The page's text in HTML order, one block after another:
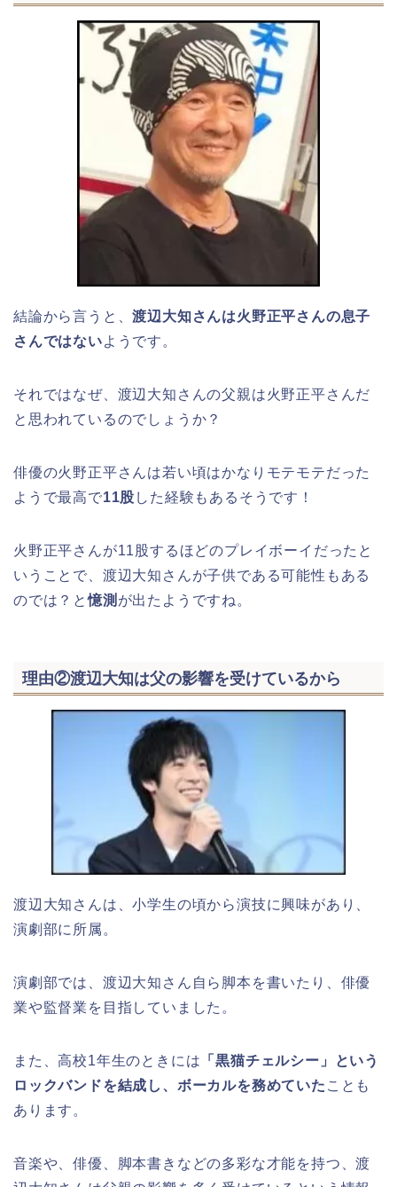
結論から言うと、渡辺大知さんは火野正平さんの息子
さんではないようです。
それではなぜ、渡辺大知さんの父親は火野正平さんだ
と思われているのでしょうか？
俳優の火野正平さんは若い頃はかなりモテモテだった
ようで最高で11股 した経験もあるそうです！
火野正平さんが11股するほどのプレイボーイだったと
いうことで、渡辺大知さんが子供である可能性もある
のでは？と憶測 が出たようですね。
理由②渡辺大知は父の影響を受けているから
渡辺大知さんは、小学生の頃から演技に興味があり、
演劇部に所属。
演劇部では、渡辺大知さん自ら脚本を書いたり、俳優
業や監督業を目指していました。
また、高校1年生のときには 「黒猫チェルシー」という
ロックバンドを結成し、ボーカルを務めていた ことも
あります。
音楽や、俳優、脚本書きなどの多彩な才能を持つ、渡